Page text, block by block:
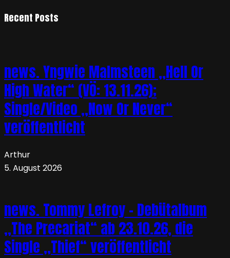
Recent Posts
news. Yngwie Malmsteen „Hell Or
High Water“ (VÖ: 13.11.26);
Single/Video „Now Or Never“
veröffentlicht
Arthur
5. August 2026
news. Tommy Lefroy – Debütalbum
„The Precariat“ ab 23.10.26, die
Single „Thief“ veröffentlicht